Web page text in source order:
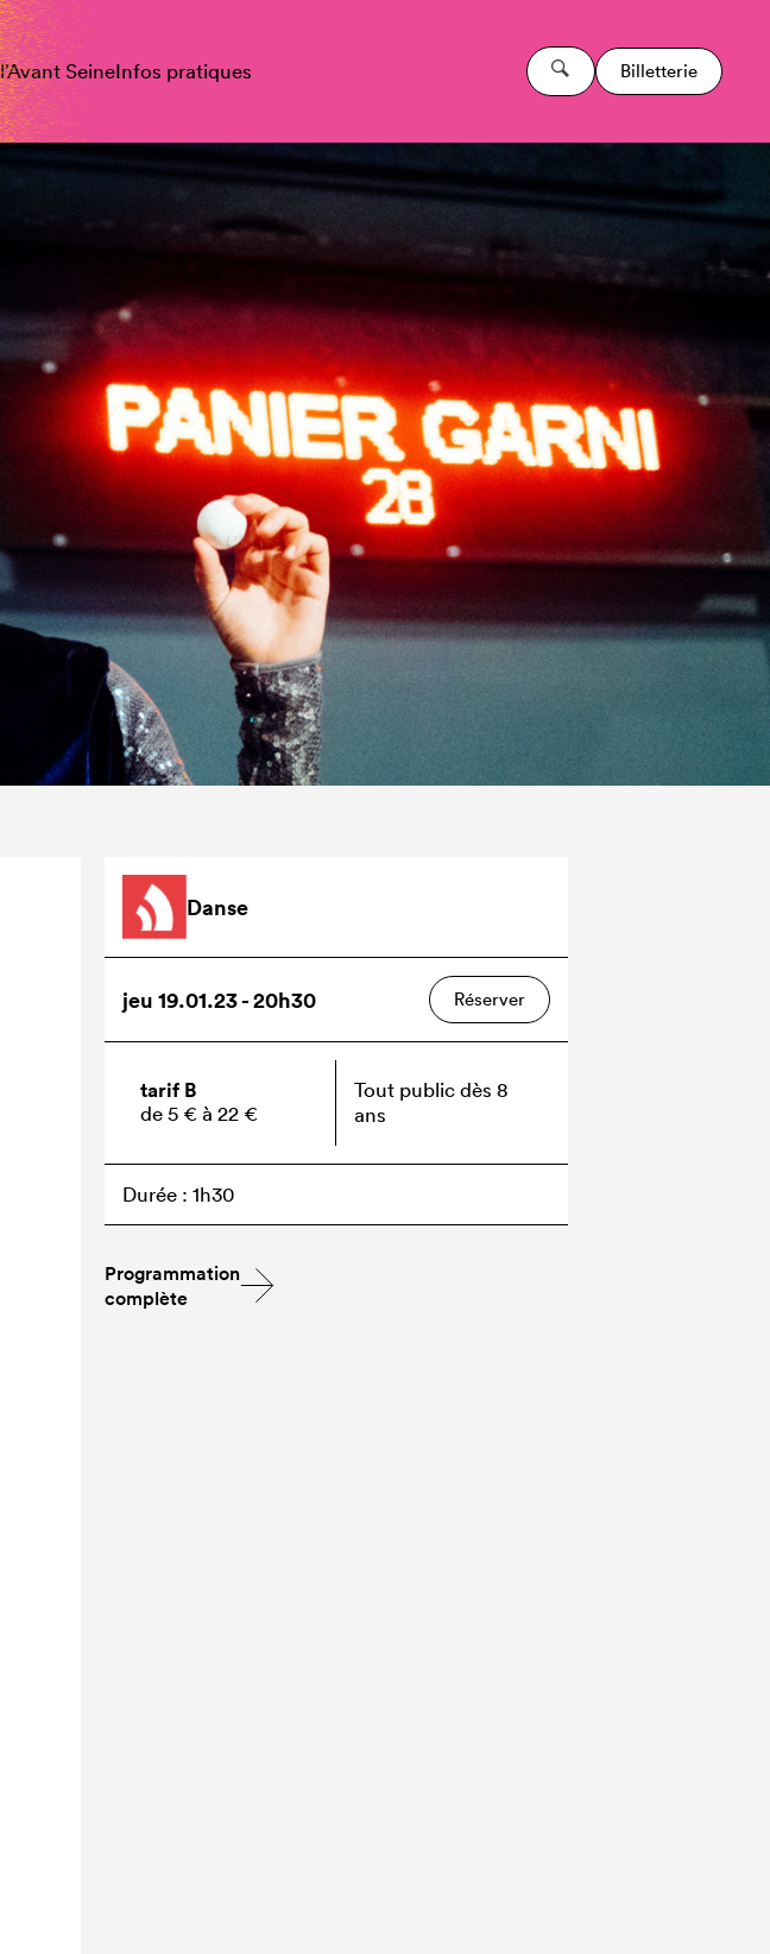
SeineInfos pratiques Billetterie
Danse
jeu 19.01.23 - 20h30 Réserver
tarif B
de 5 € à 22 €
Tout public dès 8
ans
Durée : 1h30
Programmation
complète